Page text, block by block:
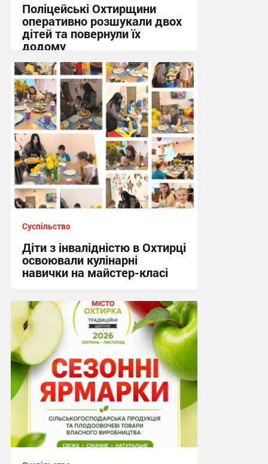
Поліцейські Охтирщини
оперативно розшукали двох
дітей та повернули їх
додому
10:19 вчора
Суспільство
Діти з інвалідністю в Охтирці
освоювали кулінарні
навички на майстер-класі
15:19, 4.08.2026